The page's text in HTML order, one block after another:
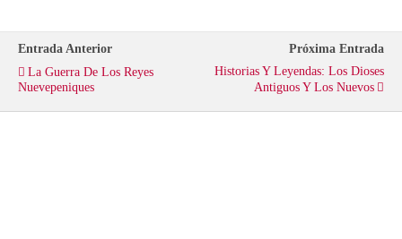
t
e
Entrada Anterior
La Guerra De Los Reyes
Nuevepeniques
Próxima Entrada
Historias Y Leyendas: Los Dioses
Antiguos Y Los Nuevos